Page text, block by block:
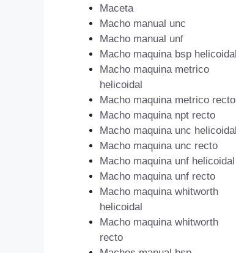
Maceta
Macho manual unc
Macho manual unf
Macho maquina bsp helicoidal
Macho maquina metrico
helicoidal
Macho maquina metrico recto
Macho maquina npt recto
Macho maquina unc helicoidal
Macho maquina unc recto
Macho maquina unf helicoidal
Macho maquina unf recto
Macho maquina whitworth
helicoidal
Macho maquina whitworth
recto